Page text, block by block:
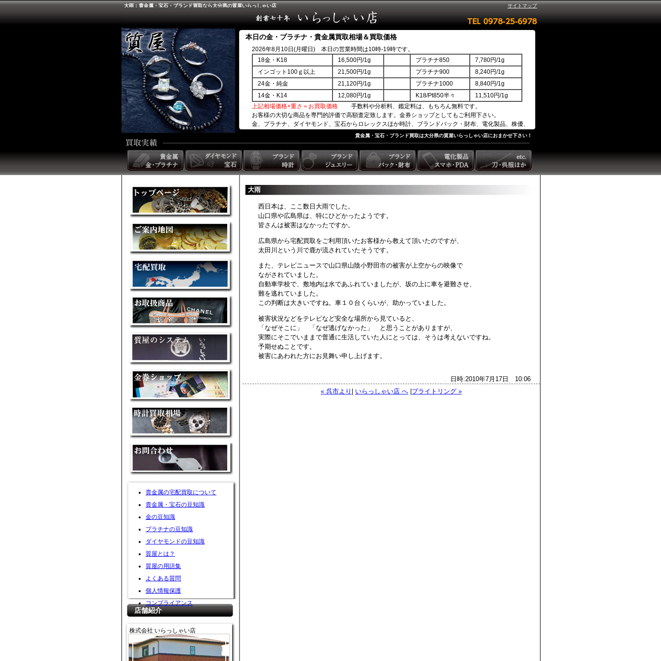
大雨：貴金属・宝石・ブランド買取なら大分県の質屋いらっしゃい店 サイトマップ
本日の金・プラチナ・貴金属買取相場＆買取価格
2026年8月10日(月曜日) 本日の営業時間は10時-19時です。
18金・K18
16,500円/1g プラチナ850
7,780円/1g
インゴット100ｇ以上
21,500円/1g プラチナ900
8,240円/1g
24金・純金
21,120円/1g プラチナ1000
8,840円/1g
14金・K14
12,080円/1g K18/Pt850半々
11,510円/1g
上記相場価格×重さ＝お買取価格 手数料や分析料、鑑定料は、もちろん無料です。
お客様の大切な商品を専門的評価で高額査定致します。金券ショップとしてもご利用下さい。
金、プラチナ、ダイヤモンド、宝石からロレックスほか時計、ブランドバック・財布、電化製品、株優、
貴金属・宝石・ブランド買取は大分県の質屋いらっしゃい店におまかせ下さい！
貴金属の宅配買取について
貴金属・宝石の豆知識
金の豆知識
プラチナの豆知識
ダイヤモンドの豆知識
質屋とは？
質屋の用語集
よくある質問
個人情報保護
コンプライアンス
店舗紹介
株式会社 いらっしゃい店
大雨
西日本は、ここ数日大雨でした。
山口県や広島県は、特にひどかったようです。
皆さんは被害はなかったですか。
広島県から宅配買取をご利用頂いたお客様から教えて頂いたのですが、
太田川という川で鹿が流されていたそうです。
また、テレビニュースで山口県山陰小野田市の被害が上空からの映像で
ながされていました。
自動車学校で、敷地内は水であふれていましたが、坂の上に車を避難させ、
難を逃れていました。
この判断は大きいですね。車１０台くらいが、助かっていました。
被害状況などをテレビなど安全な場所から見ていると、
「なぜそこに」 「なぜ逃げなかった」 と思うことがありますが、
実際にそこでいままで普通に生活していた人にとっては、そうは考えないですね。
予期せぬことです。
被害にあわれた方にお見舞い申し上げます。
日時:2010年7月17日 10:06
« 呉市より
いらっしゃい店 へ ブライトリング »